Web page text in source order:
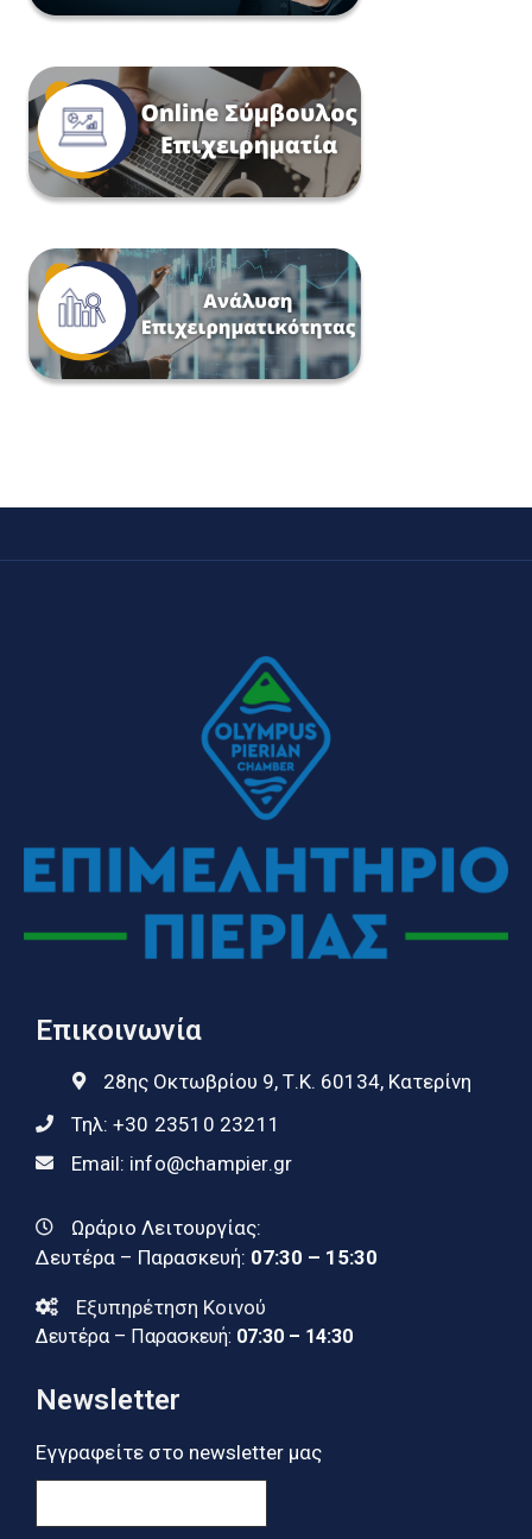
Επικοινωνία
28ης Οκτωβρίου 9, Τ.Κ. 60134, Κατερίνη
Τηλ: +30 23510 23211
Email: info@champier.gr
Ωράριο Λειτουργίας:
Δευτέρα – Παρασκευή: 07:30 – 15:30
Εξυπηρέτηση Κοινού
Δευτέρα – Παρασκευή: 07:30 – 14:30
Newsletter
Εγγραφείτε στο newsletter μας